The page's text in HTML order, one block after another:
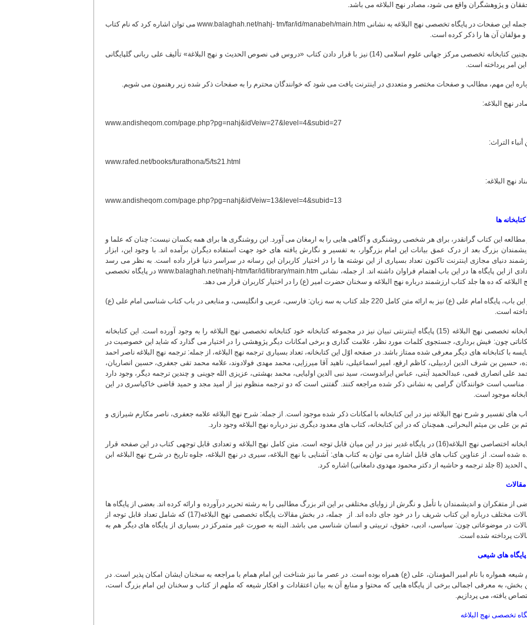
و پژوهشگران واقع می شود، مصادر نهج البلاغه می باشد.
از جمله این صفحات در پایگاه تخصصی نهج البلاغه به نشانی www.balaghah.net/nahj- tm/far/id/manabeh/main.htm می توان اشاره کرد که نام کتاب
و مؤلفان آن ها را ذکر کرده است.
همچنین کتابخانه تخصصی مرکز جهانی علوم اسلامی (14) نیز با قرار دادن کتاب «دروس فی نصوص الحدیث و نهج البلاغة» تألیف علی ربانی گلپایگانی
این امر پرداخته است.
این مهم، مطالب و صفحات مختصر و متعددی در اینترنت یافت می شود که خوانندگان محترم را به صفحات ذکر شده زیر رهنمون می شویم.
نهج البلاغه:
www.andisheqom.com/page.php?pg=nahj&idVeiw=27&level=4&subid=27
التراث:
www.rafed.net/books/turathona/5/ts21.html
نهج البلاغه:
www.andisheqom.com/page.php?pg=nahj&idVeiw=13&level=4&subid=13
مطالعه این کتاب گرانقدر، برای هر شخصی روشنگری و آگاهی هایی را به ارمغان می آورد. این روشنگری ها برای همه یکسان نیست؛ چنان که علما و
بزرگ بعد از درک عمق بیانات این امام بزرگوار، به تفسیر و نگارش یافته های خود جهت استفاده دیگران برآمده اند. با وجود این، ابزار
دنیای مجازی اینترنت تاکنون تعداد بسیاری از این نوشته ها را در اختیار کاربران این رسانه در سراسر دنیا قرار داده است. به نظر می رسد
تعدادی از این پایگاه ها در این باب اهتمام فراوان داشته اند. از جمله، نشانی www.balaghah.net/nahj-htm/far/id/library/main.htm در پایگاه تخصصی
البلاغه که ده ها جلد کتاب ارزشمند درباره نهج البلاغه و سخنان حضرت امیر (ع) را در اختیار کاربران قرار می دهد.
در این باب، پایگاه امام علی (ع) نیز به ارائه متن کامل 220 جلد کتاب به سه زبان: فارسی، عربی و انگلیسی، و منابعی در باب کتاب شناسی امام علی (ع)
است.
کتابخانه تخصصی نهج البلاغه (15) پایگاه اینترنتی تبیان نیز در مجموعه کتابخانه خود کتابخانه تخصصی نهج البلاغه را به وجود آورده است. این کتابخانه
چون: فیش برداری، جستجوی کلمات مورد نظر، علامت گذاری و برخی امکانات دیگر پژوهشی را در اختیار می گذارد که شاید این خصوصیت در
با کتابخانه های دیگر معرفی شده ممتاز باشد. در صفحه اوّل این کتابخانه، تعداد بسیاری ترجمه نهج البلاغه، از جمله: ترجمه نهج البلاغه ناصر احمد
حسین بن شرف الدین اردبیلی، کاظم ارفع، امیر اسماعیلی، ناهید آقا میرزایی، محمد مهدی فولادوند، علامه محمد تقی جعفری، حسین انصاریان،
علی انصاری قمی، عبدالحمید آیتی، عباس ایراندوست، سید نبی الدین اولیایی، محمد بهشتی، عزیزی الله جوینی و چندین ترجمه دیگر، وجود دارد
مناسب است خوانندگان گرامی به نشانی ذکر شده مراجعه کنند. گفتنی است که دو ترجمه منظوم نیز از امید مجد و حمید قاضی خاکیاسری در این
موجود است.
های تفسیر و شرح نهج البلاغه نیز در این کتابخانه با امکانات ذکر شده موجود است. از جمله: شرح نهج البلاغه علامه جعفری، ناصر مکارم شیرازی و
بن علی بن میثم البحرانی. همچنان که در این کتابخانه، کتاب های معدود دیگری نیز درباره نهج البلاغه وجود دارد.
کتابخانه اختصاصی نهج البلاغه(16) در پایگاه غدیر نیز در این میان قابل توجه است. متن کامل نهج البلاغه و تعدادی قابل توجهی کتاب در این صفحه قرار
شده است. از عناوین کتاب های قابل اشاره می توان به کتاب های: آشنایی با نهج البلاغه، سیری در نهج البلاغه، جلوه تاریخ در شرح نهج البلاغه ابن
جلد ترجمه و حاشیه از دکتر محمود مهدوی دامغانی) اشاره کرد.
از متفکران و اندیشمندان با تأمل و نگرش از زوایای مختلفی بر این اثر بزرگ مطالبی را به رشته تحریر درآورده و ارائه کرده اند. بعضی از پایگاه ها
مقالات مختلف درباره این کتاب شریف را در خود جای داده اند. از جمله، در بخش مقالات پایگاه تخصصی نهج البلاغه(17) که شامل تعداد قابل توجه از
در موضوعاتی چون: سیاسی، ادبی، حقوق، تربیتی و انسان شناسی می باشد. البته به صورت غیر متمرکز در بسیاری از پایگاه های دیگر هم به
پرداخته شده است.
شیعه همواره با نام امیر المؤمنان، علی (ع) همراه بوده است. در عصر ما نیز شناخت این امام همام با مراجعه به سخنان ایشان امکان پذیر است. در
بخش، به معرفی اجمالی برخی از پایگاه هایی که محتوا و منابع آن به بیان اعتقادات و افکار شیعه که ملهم از کتاب و سخنان این امام بزرگ است،
یافته، می پردازیم.
تخصصی نهج البلاغه